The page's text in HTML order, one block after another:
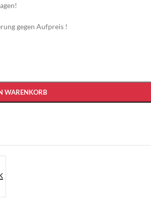
gegen Aufpreis !
WARENKORB